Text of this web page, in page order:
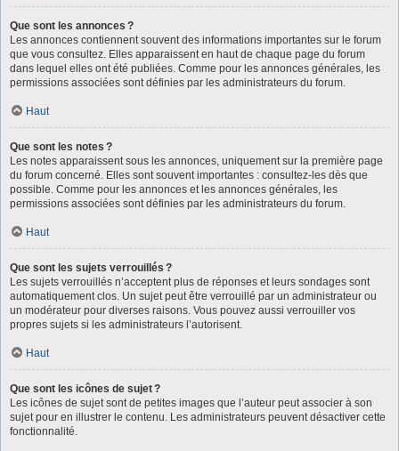
Que sont les annonces ?
Les annonces contiennent souvent des informations importantes sur le forum
que vous consultez. Elles apparaissent en haut de chaque page du forum
dans lequel elles ont été publiées. Comme pour les annonces générales, les
permissions associées sont définies par les administrateurs du forum.
Haut
Que sont les notes ?
Les notes apparaissent sous les annonces, uniquement sur la première page
du forum concerné. Elles sont souvent importantes : consultez-les dès que
possible. Comme pour les annonces et les annonces générales, les
permissions associées sont définies par les administrateurs du forum.
Haut
Que sont les sujets verrouillés ?
Les sujets verrouillés n’acceptent plus de réponses et leurs sondages sont
automatiquement clos. Un sujet peut être verrouillé par un administrateur ou
un modérateur pour diverses raisons. Vous pouvez aussi verrouiller vos
propres sujets si les administrateurs l’autorisent.
Haut
Que sont les icônes de sujet ?
Les icônes de sujet sont de petites images que l’auteur peut associer à son
sujet pour en illustrer le contenu. Les administrateurs peuvent désactiver cette
fonctionnalité.